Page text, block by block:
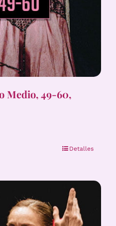
Medio, 49-60,
Detalles